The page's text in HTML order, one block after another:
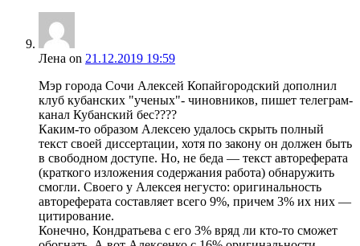
Лена on 21.12.2019 19:59
Мэр города Сочи Алексей Копайгородский дополнил
клуб кубанских "ученых"- чиновников, пишет телеграм-
канал Кубанский бес????
Каким-то образом Алексею удалось скрыть полный
текст своей диссертации, хотя по закону он должен быть
в свободном доступе. Но, не беда — текст автореферата
(краткого изложения содержания работа) обнаружить
смогли. Своего у Алексея негусто: оригинальность
автореферата составляет всего 9%, причем 3% их них —
цитирование.
Конечно, Кондратьева с его 3% вряд ли кто-то сможет